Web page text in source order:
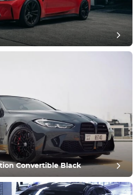
post evaluatie
Convertible Black